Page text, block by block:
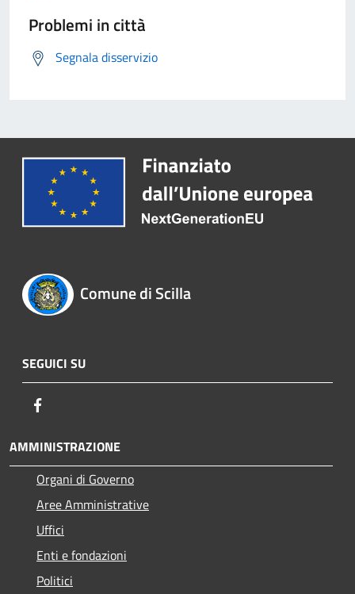
Problemi in città
Segnala disservizio
Comune di Scilla
SEGUICI SU
AMMINISTRAZIONE
Organi di Governo
Aree Amministrative
Uffici
Enti e fondazioni
Politici